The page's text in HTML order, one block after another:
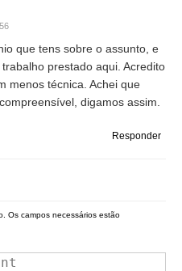
que tens sobre o assunto, e
prestado aqui. Acredito
menos técnica. Achei que
digamos assim.
Responder
Os campos necessários estão